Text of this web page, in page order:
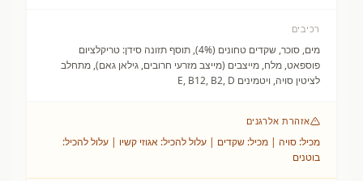
רכיבים
מים, סוכר, שקדים טחונים (4%), תוסף תזונה סידן: טריקלציום
פוספאט, מלח, מייצבים (מייצב מזרעי חרובים, גילאן גאם), מתחלב
לציטין סויה, ויטמינים E, B12, B2, D
אזהרת אלרגנים
מכיל: סויה | מכיל: שקדים | עלול להכיל: אגוזי קשיו | עלול להכיל:
בוטנים